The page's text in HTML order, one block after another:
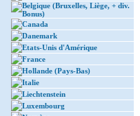
Belgique (Bruxelles, Liège, + div.
Bonus)
Canada
Danemark
Etats-Unis d'Amérique
France
Hollande (Pays-Bas)
Italie
Liechtenstein
Luxembourg